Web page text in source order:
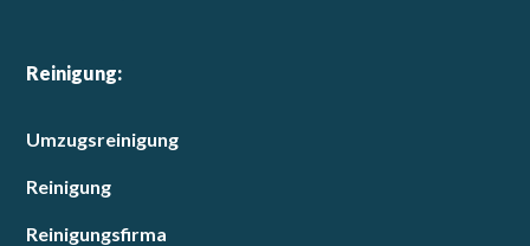
Reinigung:
Umzugsreinigung
Reinigung
Reinigungsfirma